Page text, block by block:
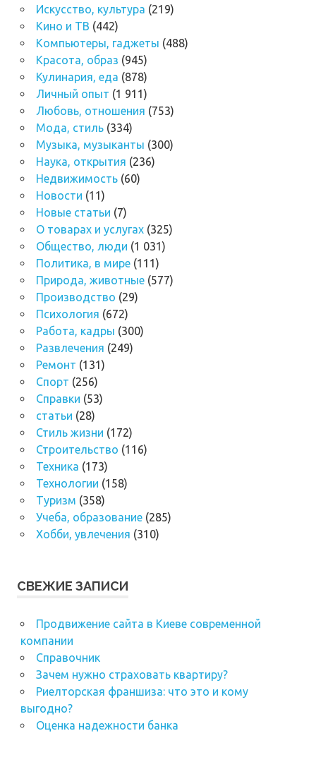
Искусство, культура (219)
Кино и ТВ (442)
Компьютеры, гаджеты (488)
Красота, образ (945)
Кулинария, еда (878)
Личный опыт (1 911)
Любовь, отношения (753)
Мода, стиль(334)
Музыка, музыканты (300)
Наука, открытия (236)
Недвижимость(60)
Новости (11)
Новые статьи (7)
О товарах и услугах(325)
Общество, люди (1 031)
Политика, в мире(111)
Природа, животные(577)
Производство (29)
Психология (672)
Работа, кадры (300)
Развлечения (249)
Ремонт (131)
Спорт (256)
Справки (53)
статьи (28)
Стиль жизни (172)
Строительство (116)
Техника (173)
Технологии (158)
Туризм (358)
Учеба, образование(285)
Хобби, увлечения (310)
СВЕЖИЕ ЗАПИСИ
Продвижение сайта в Киеве современной
компании
Справочник
Зачем нужно страховать квартиру?
Риелторская франшиза: что это и кому
выгодно?
Оценка надежности банка